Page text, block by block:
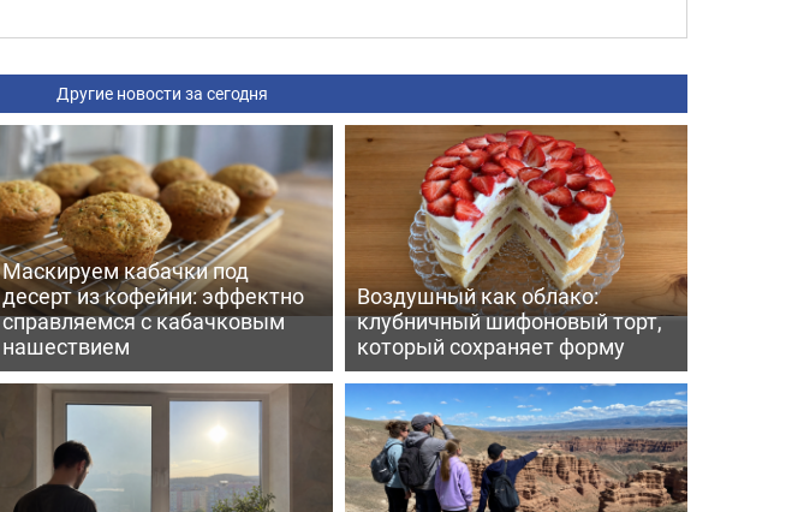
Другие новости за сегодня
Маскируем кабачки под
десерт из кофейни: эффектно
справляемся с кабачковым
нашествием
Воздушный как облако:
клубничный шифоновый торт,
который сохраняет форму